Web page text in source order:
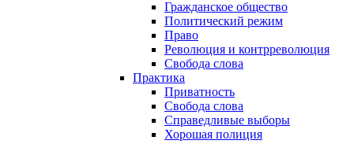
Гражданское общество
Политический режим
Право
Революция и контрреволюция
Свобода слова
Практика
Приватность
Свобода слова
Справедливые выборы
Хорошая полиция